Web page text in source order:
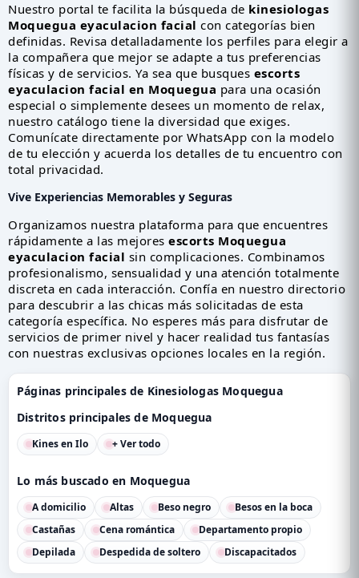
Nuestro portal te facilita la búsqueda de kinesiologas
Moquegua eyaculacion facial con categorías bien
definidas. Revisa detalladamente los perfiles para elegir a
la compañera que mejor se adapte a tus preferencias
físicas y de servicios. Ya sea que busques escorts
eyaculacion facial en Moquegua para una ocasión
especial o simplemente desees un momento de relax,
nuestro catálogo tiene la diversidad que exiges.
Comunícate directamente por WhatsApp con la modelo
de tu elección y acuerda los detalles de tu encuentro con
total privacidad.
Vive Experiencias Memorables y Seguras
Organizamos nuestra plataforma para que encuentres
rápidamente a las mejores escorts Moquegua
eyaculacion facial sin complicaciones. Combinamos
profesionalismo, sensualidad y una atención totalmente
discreta en cada interacción. Confía en nuestro directorio
para descubrir a las chicas más solicitadas de esta
categoría específica. No esperes más para disfrutar de
servicios de primer nivel y hacer realidad tus fantasías
con nuestras exclusivas opciones locales en la región.
Páginas principales de Kinesiologas Moquegua
Distritos principales de Moquegua
Kines en Ilo + Ver todo
Lo más buscado en Moquegua
A domicilio Altas Beso negro
Besos en la boca
Castañas
Cena romántica
Departamento propio
Depilada
Despedida de soltero Discapacitados